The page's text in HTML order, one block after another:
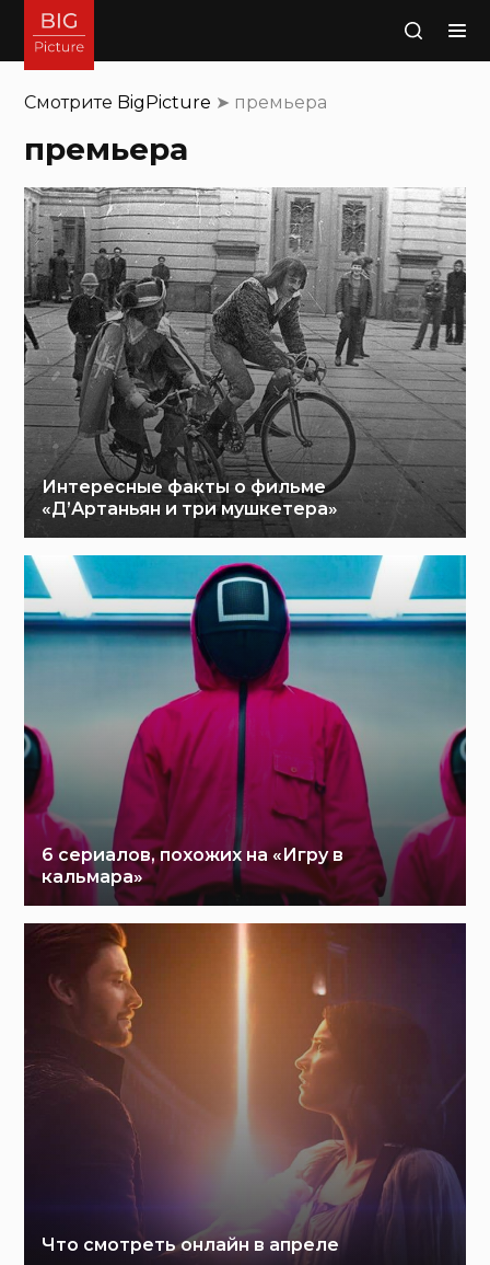
Поиск
Смотрите BigPicture ➤ премьера
премьера
Интересные факты о фильме
«Д’Артаньян и три мушкетера»
6 сериалов, похожих на «Игру в
кальмара»
Что смотреть онлайн в апреле